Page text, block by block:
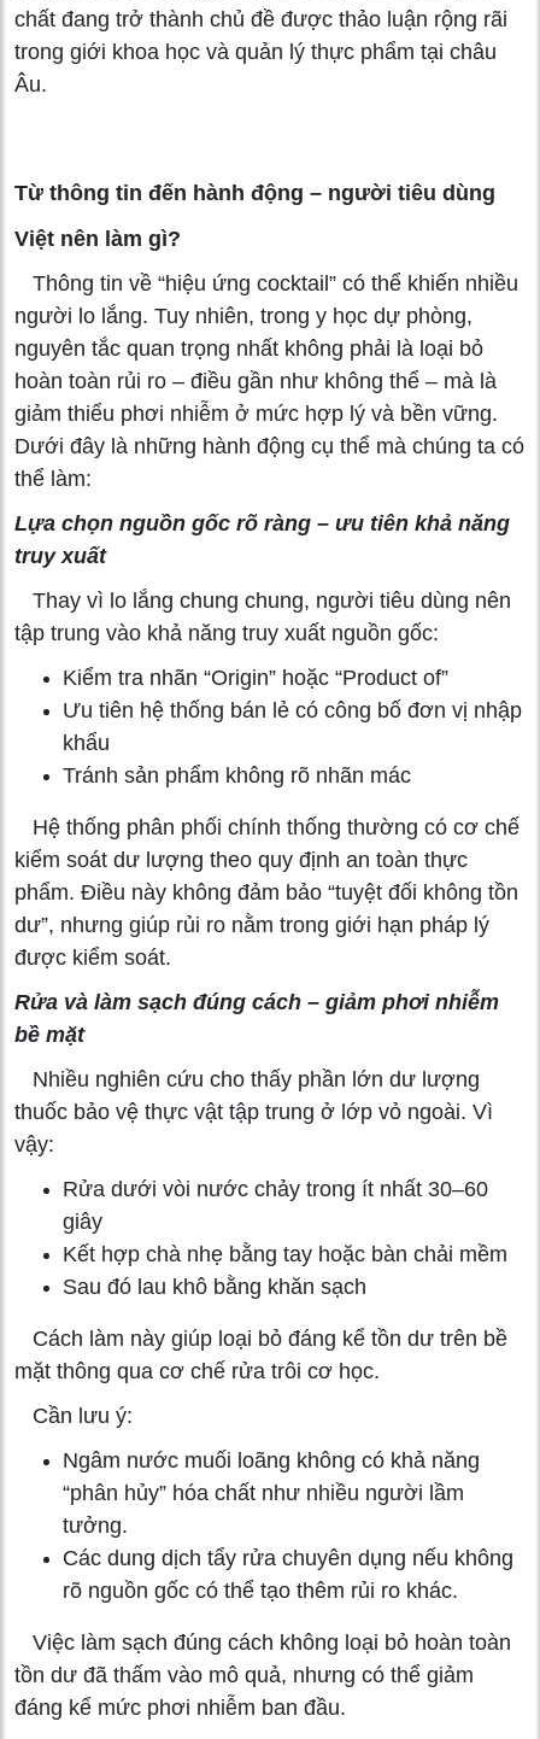
chất đang trở thành chủ đề được thảo luận rộng rãi
trong giới khoa học và quản lý thực phẩm tại châu
Âu.
Từ thông tin đến hành động – người tiêu dùng
Việt nên làm gì?
Thông tin về “hiệu ứng cocktail” có thể khiến nhiều
người lo lắng. Tuy nhiên, trong y học dự phòng,
nguyên tắc quan trọng nhất không phải là loại bỏ
hoàn toàn rủi ro – điều gần như không thể – mà là
giảm thiểu phơi nhiễm ở mức hợp lý và bền vững.
Dưới đây là những hành động cụ thể mà chúng ta có
thể làm:
Lựa chọn nguồn gốc rõ ràng – ưu tiên khả năng
truy xuất
Thay vì lo lắng chung chung, người tiêu dùng nên
tập trung vào khả năng truy xuất nguồn gốc:
Kiểm tra nhãn “Origin” hoặc “Product of”
Ưu tiên hệ thống bán lẻ có công bố đơn vị nhập
khẩu
Tránh sản phẩm không rõ nhãn mác
Hệ thống phân phối chính thống thường có cơ chế
kiểm soát dư lượng theo quy định an toàn thực
phẩm. Điều này không đảm bảo “tuyệt đối không tồn
dư”, nhưng giúp rủi ro nằm trong giới hạn pháp lý
được kiểm soát.
Rửa và làm sạch đúng cách – giảm phơi nhiễm
bề mặt
Nhiều nghiên cứu cho thấy phần lớn dư lượng
thuốc bảo vệ thực vật tập trung ở lớp vỏ ngoài. Vì
vậy:
Rửa dưới vòi nước chảy trong ít nhất 30–60
giây
Kết hợp chà nhẹ bằng tay hoặc bàn chải mềm
Sau đó lau khô bằng khăn sạch
Cách làm này giúp loại bỏ đáng kể tồn dư trên bề
mặt thông qua cơ chế rửa trôi cơ học.
Cần lưu ý:
Ngâm nước muối loãng không có khả năng
“phân hủy” hóa chất như nhiều người lầm
tưởng.
Các dung dịch tẩy rửa chuyên dụng nếu không
rõ nguồn gốc có thể tạo thêm rủi ro khác.
Việc làm sạch đúng cách không loại bỏ hoàn toàn
tồn dư đã thấm vào mô quả, nhưng có thể giảm
đáng kể mức phơi nhiễm ban đầu.